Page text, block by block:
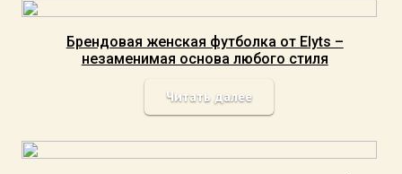
Брендовая женская футболка от Elyts –
незаменимая основа любого стиля
Читать далее